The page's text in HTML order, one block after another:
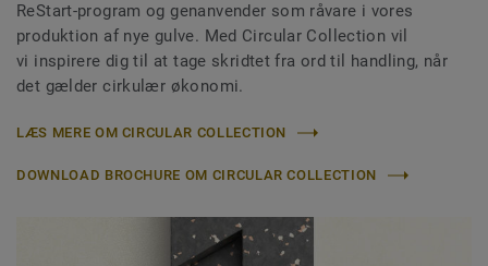
ReStart-program og genanvender som råvare i vores
produktion af nye gulve. Med Circular Collection vil
vi inspirere dig til at tage skridtet fra ord til handling, når
det gælder cirkulær økonomi.
LÆS MERE OM CIRCULAR COLLECTION
DOWNLOAD BROCHURE OM CIRCULAR COLLECTION